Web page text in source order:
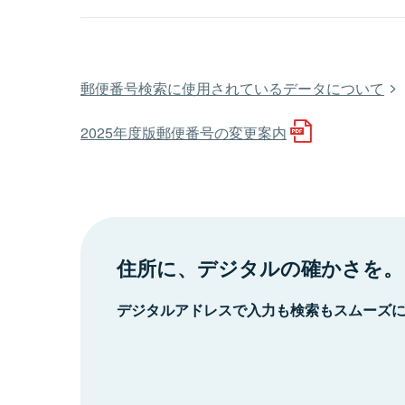
郵便番号検索に使用されているデータについて
2025年度版郵便番号の変更案内
住所に、デジタルの確かさを。
デジタルアドレスで入力も検索もスムーズ